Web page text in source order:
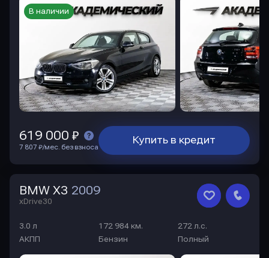
В наличии
Купить в кредит
619 000 ₽
7 807 ₽/мес. без взноса
BMW X3 2009
xDrive30
3.0 л 172 984 км.
272 л.с.
АКПП
Бензин Полный